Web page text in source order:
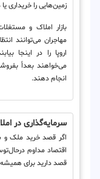
زمین‌هایی را خریداری
مهاجران می‌توانند
اروپا را در اینجا
می‌خواهند بعداً
انجام دهند.
سرمایه‌گذاری در
اگر قصد خرید ملک و
اقتصاد مداوم
قصد دارید برای